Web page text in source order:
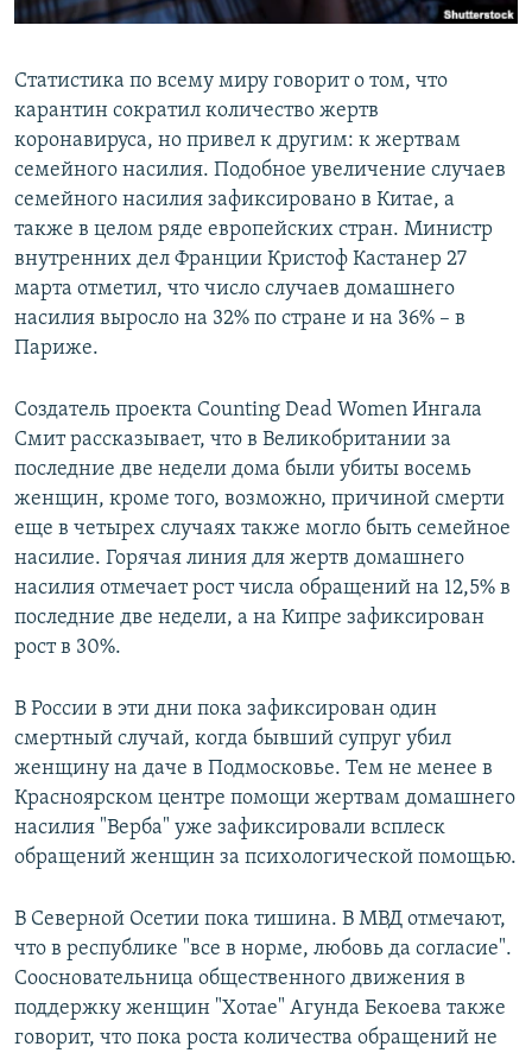
Все сайты РСЕ/РС
Статистика по всему миру говорит о том, что
карантин сократил количество жертв
коронавируса, но привел к другим: к жертвам
семейного насилия. Подобное увеличение случаев
семейного насилия зафиксировано в Китае, а
также в целом ряде европейских стран. Министр
внутренних дел Франции Кристоф Кастанер 27
марта отметил, что число случаев домашнего
насилия выросло на 32% по стране и на 36% – в
Париже.
Создатель проекта Counting Dead Women Ингала
Смит рассказывает, что в Великобритании за
последние две недели дома были убиты восемь
женщин, кроме того, возможно, причиной смерти
еще в четырех случаях также могло быть семейное
насилие. Горячая линия для жертв домашнего
насилия отмечает рост числа обращений на 12,5% в
последние две недели, а на Кипре зафиксирован
рост в 30%.
В России в эти дни пока зафиксирован один
смертный случай, когда бывший супруг убил
женщину на даче в Подмосковье. Тем не менее в
Красноярском центре помощи жертвам домашнего
насилия "Верба" уже зафиксировали всплеск
обращений женщин за психологической помощью.
В Северной Осетии пока тишина. В МВД отмечают,
что в республике "все в норме, любовь да согласие".
Соосновательница общественного движения в
поддержку женщин "Хотае" Агунда Бекоева также
говорит, что пока роста количества обращений не